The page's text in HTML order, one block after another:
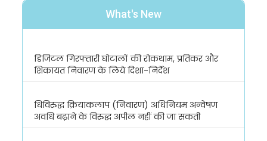
What's New
डिजिटल गिरफ्तारी घोटालों की रोकथाम, प्रतिकर और
शिकायत निवारण के लिये दिशा-निर्देश
धिविरुद्ध क्रियाकलाप (निवारण) अधिनियम अन्वेषण
अवधि बढ़ाने के विरुद्ध अपील नहीं की जा सकती